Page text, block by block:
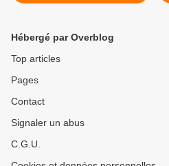
Hébergé par Overblog
Top articles
Pages
Contact
Signaler un abus
C.G.U.